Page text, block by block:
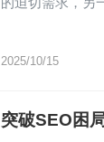
2025/10/15
突破SEO困